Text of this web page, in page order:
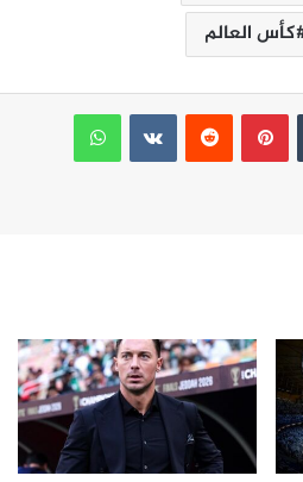
كأس العالم
بينتيريست
واتساب